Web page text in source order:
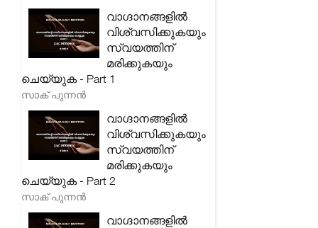
വാഗ്ദാനങ്ങളിൽ
വിശ്വസിക്കുകയും
സ്വയത്തിന്
മരിക്കുകയും
ചെയ്യുക - Part 1
സാക് പുന്നൻ
വാഗ്ദാനങ്ങളിൽ
വിശ്വസിക്കുകയും
സ്വയത്തിന്
മരിക്കുകയും
ചെയ്യുക - Part 2
സാക് പുന്നൻ
വാഗ്ദാനങ്ങളിൽ